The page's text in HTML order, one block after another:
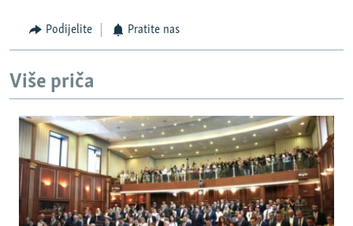
Podijelite Pratite nas
Više priča